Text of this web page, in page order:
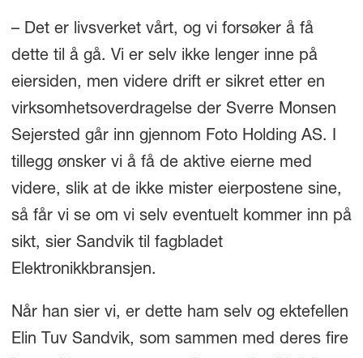
– Det er livsverket vårt, og vi forsøker å få
dette til å gå. Vi er selv ikke lenger inne på
eiersiden, men videre drift er sikret etter en
virksomhetsoverdragelse der Sverre Monsen
Sejersted går inn gjennom Foto Holding AS. I
tillegg ønsker vi å få de aktive eierne med
videre, slik at de ikke mister eierpostene sine,
så får vi se om vi selv eventuelt kommer inn på
sikt, sier Sandvik til fagbladet
Elektronikkbransjen.
Når han sier vi, er dette ham selv og ektefellen
Elin Tuv Sandvik, som sammen med deres fire